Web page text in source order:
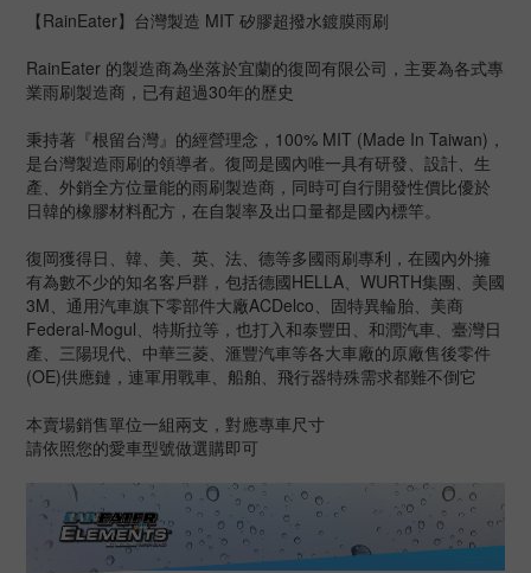
【RainEater】台灣製造 MIT 矽膠超撥水鍍膜雨刷
RainEater 的製造商為坐落於宜蘭的復岡有限公司，主要為各式專
業雨刷製造商，已有超過30年的歷史
秉持著『根留台灣』的經營理念，100% MIT (Made In Taiwan)，
是台灣製造雨刷的領導者。復岡是國內唯一具有研發、設計、生
產、外銷全方位量能的雨刷製造商，同時可自行開發性價比優於
日韓的橡膠材料配方，在自製率及出口量都是國內標竿。
復岡獲得日、韓、美、英、法、德等多國雨刷專利，在國內外擁
有為數不少的知名客戶群，包括德國HELLA、WURTH集團、美國
3M、通用汽車旗下零部件大廠ACDelco、固特異輪胎、美商
Federal-Mogul、特斯拉等，也打入和泰豐田、和潤汽車、臺灣日
產、三陽現代、中華三菱、滙豐汽車等各大車廠的原廠售後零件
(OE)供應鏈，連軍用戰車、船舶、飛行器特殊需求都難不倒它
本賣場銷售單位一組兩支，對應專車尺寸
請依照您的愛車型號做選購即可